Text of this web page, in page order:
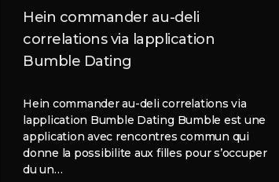
Hein commander au-deli
correlations via lapplication
Bumble Dating
Hein commander au-deli correlations via
lapplication Bumble Dating Bumble est une
application avec rencontres commun qui
donne la possibilite aux filles pour s’occuper
du un…